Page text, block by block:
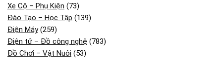
Xe Cộ – Phụ Kiện (73)
Đào Tạo – Học Tập (139)
Điện Máy(259)
Điện tử – Đồ công nghệ (783)
Đồ Chơi – Vật Nuôi (53)